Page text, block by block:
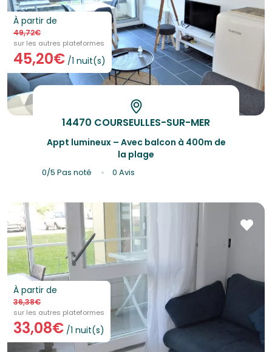
À partir de
49,72€
sur les autres plateformes
45,20€ /1 nuit(s)
Appt lumineux – Avec balcon à 400m de
la plage
14470 COURSEULLES-SUR-MER
0/5Pas noté 0 Avis
À partir de
36,38€
sur les autres plateformes
33,08€ /1 nuit(s)